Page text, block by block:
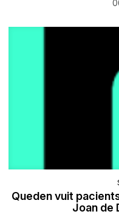
Queden vuit
Joan de